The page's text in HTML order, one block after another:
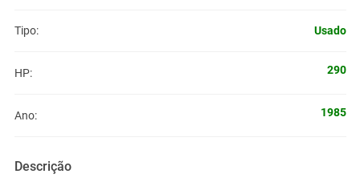
Tipo: Usado
HP: 290
Ano: 1985
Descrição